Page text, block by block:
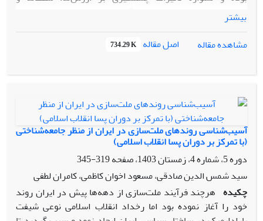
هنجارهای جامعه داشته است. آنچه از ظاهر این ورزش به نظر
می‌رسد، ساختن و تقویت جسم و محافظت از آن است؛ اما با بررسی
جزییات موجود در متن این ورزش و تامل در آداب و ویژگی‌های آن،
وجوه نهفته دیگری نمایان می‌گردد که آن را به منبعی ارزشمند در
تاثیری بر سرمایه اجتماعی و فرهنگ جامعه ایران ایجاد می‌کند؟
پژوهش حاضر با بررسی آداب و آئین‌ها و جزئیات بخش‌های مختلف
این ورزش و چگونگی شکل‌گیری و نحوه اجرای آن‌ها، به این نتیجه
دست می‌یابد که ورزش باستانی در کنار تقویت بنیه جسمانی و
قدرت بدنی، به دنبال تعلیم و آموزش خوی پهلوانی و ترویج و
نهادینه کردن منش و رفتار انسانی و اخلاق دینی در متن جامعه
است و از این طریق می‌تواند تاثیر بسزایی در فرهنگ جامعه و
افزایش سرمایه اجتماعی آن داشته باشد و با در بر داشتن
مولفه‌هایی همچون جوانمردی، افتادگی، ملی‌گرایی، روح حماسی و
بیشتر
مشاهده مقاله
اصل مقاله 734.29 K
آسیب‌شناسی روندهای ملت‌سازی در ایران از منظر جامعه‌شناختی
(با تمرکز بر دوران پسا انقلاب اسلامی)
دوره 5، شماره 4، زمستان 1403، صفحه
319-345
سید شمس الدین صادقی، مسعود اخوان کاظمی، کامران لطفی
چکیده هرچند فرآیند ملت‌سازی از دهه‌ها پیش در ایران روند
خود را آغاز نموده بود اما رخداد انقلاب اسلامی نوعی شیفت